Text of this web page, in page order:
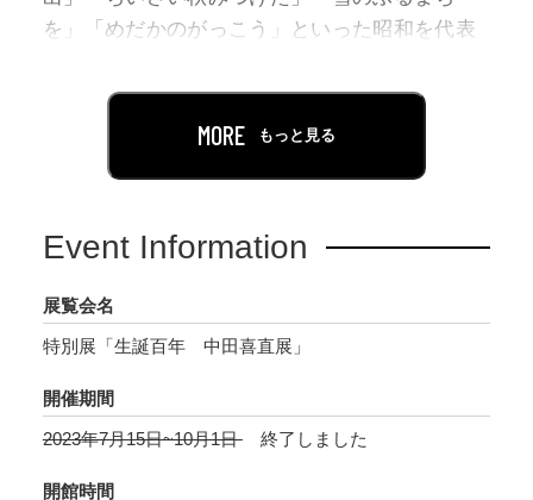
を」「めだかのがっこう」といった昭和を代表
43年（1968）から亡くなるまでの約30年間、横
浜で暮らしたことをはじめ、フェリス女学院大
となど、横浜にゆかりの深い人物でもありま
令和5年（2023）8月1日、中田は生誕100年を迎
の生涯をたどり、その人物像や音楽、そして横
浜とのかかわりを紹介します。
MORE もっと見る
Event Information
展覧会名
特別展「生誕百年 中田喜直展」
開催期間
2023年7月15日~10月1日
終了しました
開館時間